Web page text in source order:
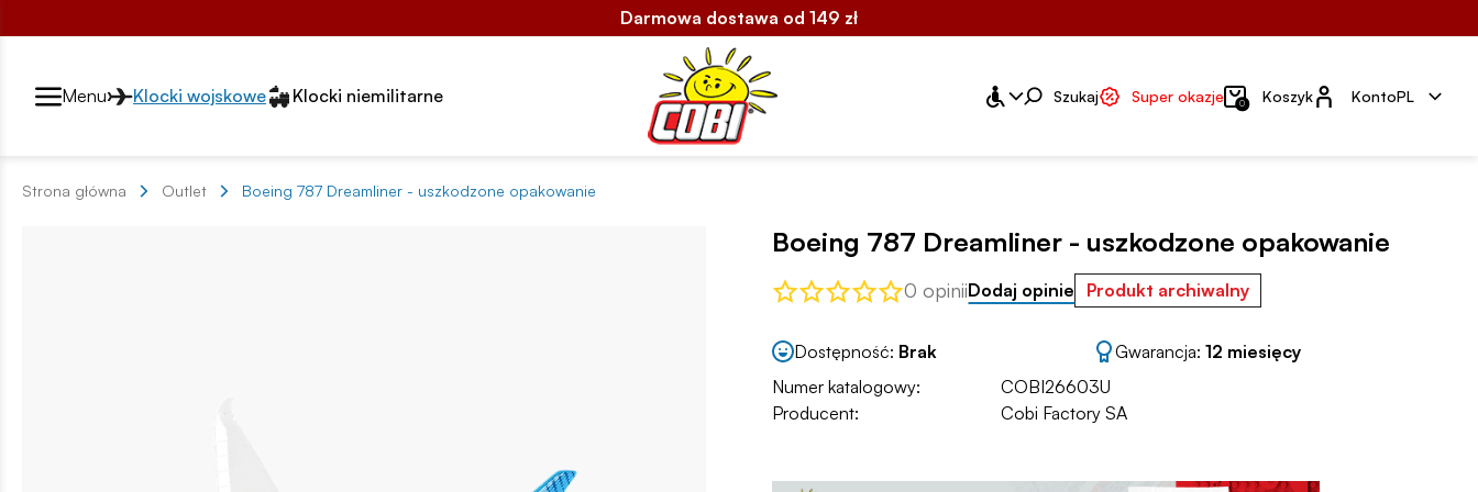
Darmowa dostawa od 149 zł
Przełącznik segmentów2
Menu Klocki wojskowe Klocki niemilitarne Szukaj Super okazje 0 KoszykKonto
KontoPL
Strona główna Outlet Boeing 787 Dreamliner - uszkodzone opakowanie
Boeing 787 Dreamliner - uszkodzone opakowanie
0 opiniiDodaj opinie Produkt archiwalny
Dostępność: Brak Gwarancja: 12 miesięcy
Numer katalogowy:
COBI26603U
Producent:
Cobi Factory SA